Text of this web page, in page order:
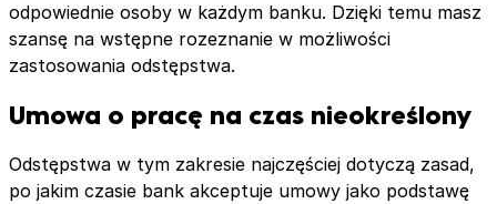
odpowiednie osoby w każdym banku. Dzięki temu masz
szansę na wstępne rozeznanie w możliwości
zastosowania odstępstwa.
Umowa o pracę na czas nieokreślony
Odstępstwa w tym zakresie najczęściej dotyczą zasad,
po jakim czasie bank akceptuje umowy jako podstawę